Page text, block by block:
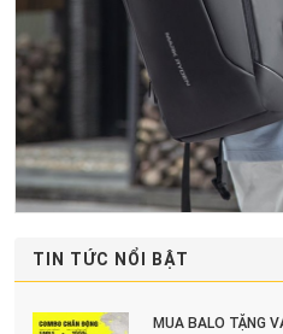
TIN TỨC NỔI BẬT
MUA BALO TẶNG